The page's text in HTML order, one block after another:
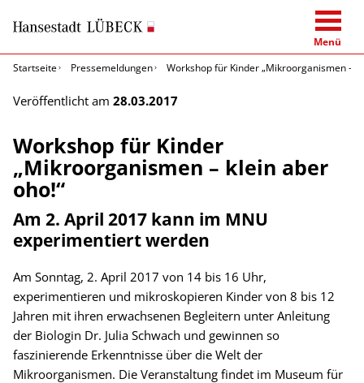
Menü
Startseite
Pressemeldungen Workshop für Kinder „Mikroorganismen –
Veröffentlicht am 28.03.2017
Workshop für Kinder
„Mikroorganismen – klein aber
oho!“
Am 2. April 2017 kann im MNU
experimentiert werden
Am Sonntag, 2. April 2017 von 14 bis 16 Uhr,
experimentieren und mikroskopieren Kinder von 8 bis 12
Jahren mit ihren erwachsenen Begleitern unter Anleitung
der Biologin Dr. Julia Schwach und gewinnen so
faszinierende Erkenntnisse über die Welt der
Mikroorganismen. Die Veranstaltung findet im Museum für